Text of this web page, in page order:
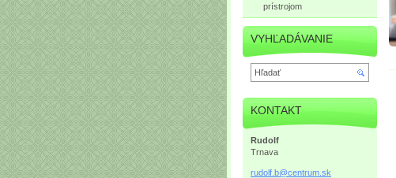
prístrojom
VYHĽADÁVANIE
KONTAKT
Rudolf
Trnava
rudolf.b@centrum .sk